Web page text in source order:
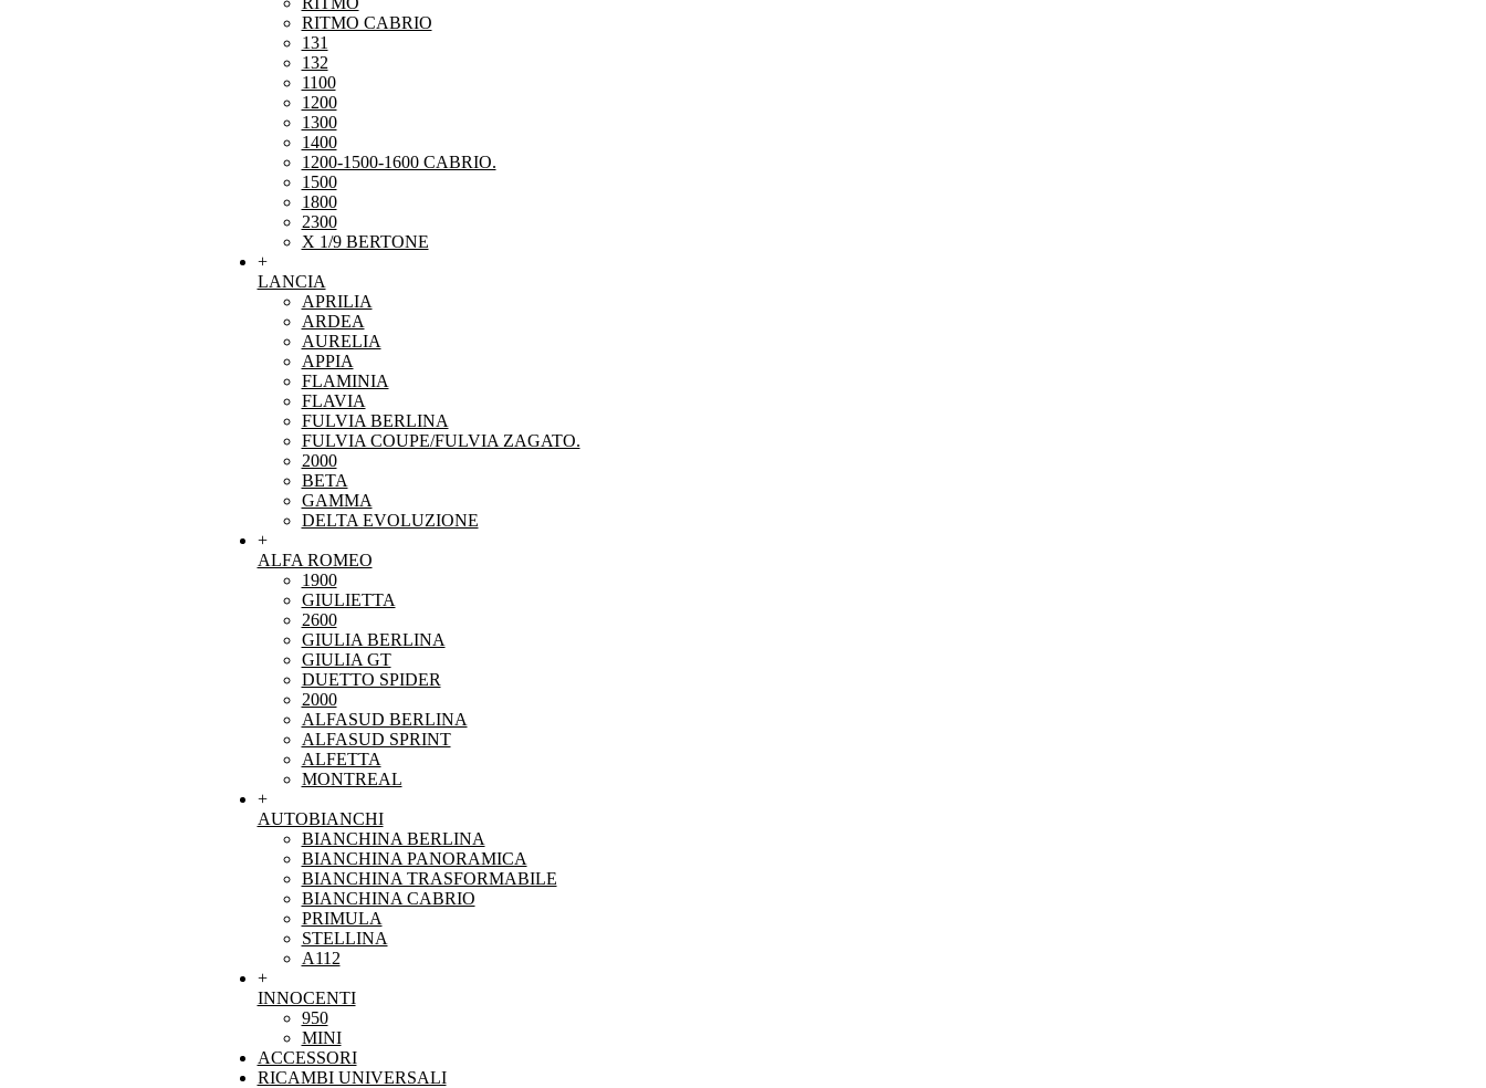
RITMO CABRIO
131
132
1100
1200
1300
1400
1200-1500-1600 CABRIO.
1500
1800
2300
X 1/9 BERTONE
+
LANCIA
APRILIA
ARDEA
AURELIA
APPIA
FLAMINIA
FLAVIA
FULVIA BERLINA
FULVIA COUPE/FULVIA ZAGATO.
2000
BETA
GAMMA
DELTA EVOLUZIONE
+
ALFA ROMEO
1900
GIULIETTA
2600
GIULIA BERLINA
GIULIA GT
DUETTO SPIDER
2000
ALFASUD BERLINA
ALFASUD SPRINT
ALFETTA
MONTREAL
+
AUTOBIANCHI
BIANCHINA BERLINA
BIANCHINA PANORAMICA
BIANCHINA TRASFORMABILE
BIANCHINA CABRIO
PRIMULA
STELLINA
A112
+
INNOCENTI
950
MINI
ACCESSORI
RICAMBI UNIVERSALI